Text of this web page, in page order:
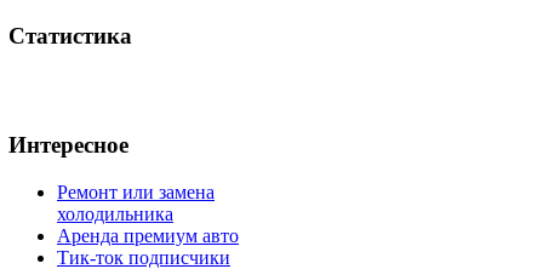
Статистика
Интересное
Ремонт или замена
холодильника
Аренда премиум авто
Тик-ток подписчики